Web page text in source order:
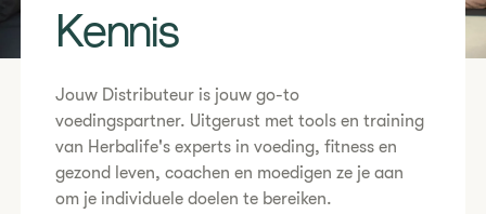
​Kennis
​Jouw Distributeur is jouw go-to
voedingspartner. Uitgerust met tools en training
van Herbalife's experts in voeding, fitness en
gezond leven, coachen en moedigen ze je aan
om je individuele doelen te bereiken.